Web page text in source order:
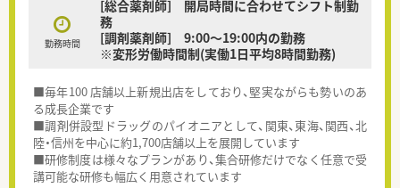
勤務時間
[総合薬剤師] 開局時間に合わせてシフト制勤
務
[調剤薬剤師] 9:00～19:00内の勤務
※変形労働時間制(実働1日平均8時間勤務)
■毎年100 店舗以上新規出店をしており、堅実ながらも勢いのあ
る成長企業です
■調剤併設型ドラッグのパイオニアとして、関東、東海、関西、北
陸・信州を中心に約1,700店舗以上を展開しています
■研修制度は様々なプランがあり、集合研修だけでなく任意で受
講可能な研修も幅広く用意されています